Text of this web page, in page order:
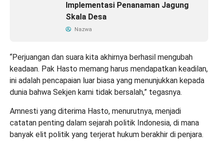
Implementasi Penanaman Jagung
Skala Desa
Nazwa
“Perjuangan dan suara kita akhirnya berhasil mengubah
keadaan. Pak Hasto memang harus mendapatkan keadilan,
ini adalah pencapaian luar biasa yang menunjukkan kepada
dunia bahwa Sekjen kami tidak bersalah,” tegasnya.
Amnesti yang diterima Hasto, menurutnya, menjadi
catatan penting dalam sejarah politik Indonesia, di mana
banyak elit politik yang terjerat hukum berakhir di penjara.